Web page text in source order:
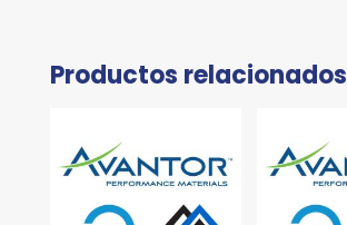
Productos relacionados